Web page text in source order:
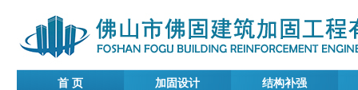
首 页 加固设计 结构补强